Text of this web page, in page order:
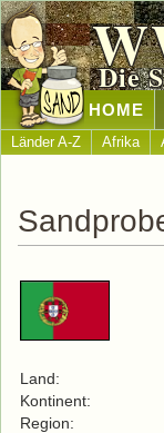
Die
HOME
Länder A-Z Afrika
Land:
Kontinent:
Region: